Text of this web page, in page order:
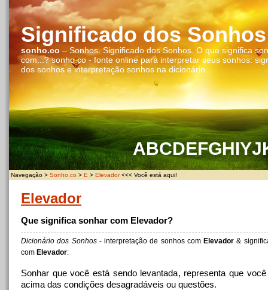
Significado dos Sonhos
sonho.co – Sonhos. Significado dos Sonhos. O que significa
com...? sonho.co - fonte online para interpretar seus sonhos:
dos sonhos e interpretação sonhos na dicionário.
ABCDEFGHIYJ
Navegação > Sonho.co > E > Elevador<<< Você está aqui!
Elevador
Que significa sonhar com Elevador?
Dicionário dos Sonhos- interpretação de sonhos com Elevador &
com Elevador:
Sonhar que você está sendo levantada, representa que
acima das condições desagradáveis ​​ou questões.